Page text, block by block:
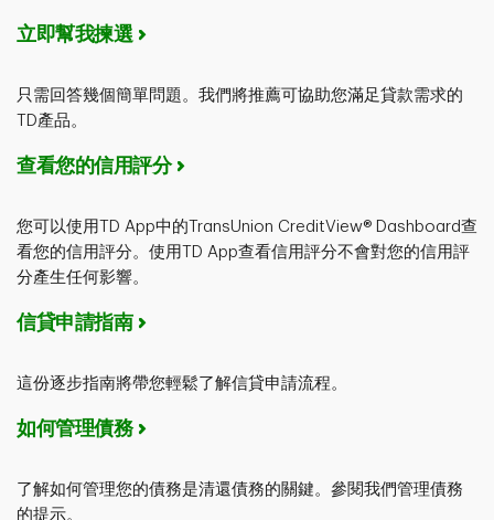
立即幫我揀選
只需回答幾個簡單問題。我們將推薦可協助您滿足貸款需求的
TD產品。
查看您的信用評分
您可以使用TD App中的TransUnion CreditView® Dashboard查
看您的信用評分。使用TD App查看信用評分不會對您的信用評
分產生任何影響。
信貸申請指南
這份逐步指南將帶您輕鬆了解信貸申請流程。
如何管理債務
了解如何管理您的債務是清還債務的關鍵。參閱我們管理債務
的提示。